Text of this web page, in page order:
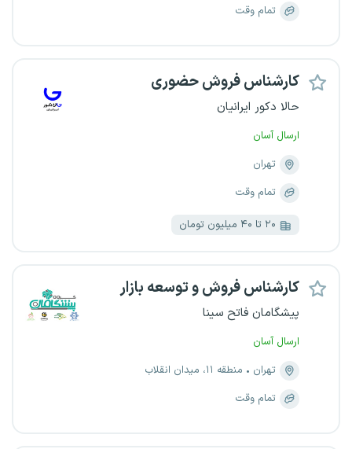
تمام وقت
کارشناس فروش حضوری
حالا دکور ایرانیان
ارسال آسان
تهران
تمام وقت
۲۰ تا ۴۰ میلیون تومان
کارشناس فروش و توسعه بازار
پیشگامان فاتح سینا
ارسال آسان
تهران
منطقه ۱۱، میدان انقلاب
تمام وقت